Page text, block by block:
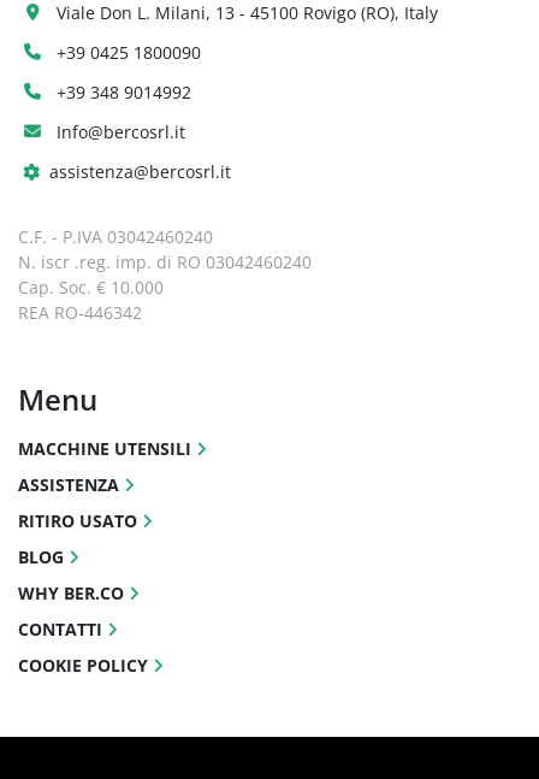
Viale Don L. Milani, 13 - 45100 Rovigo (RO), Italy
+39 0425 1800090
+39 348 9014992
Info@bercosrl.it
assistenza@bercosrl.it
C.F. - P.IVA 03042460240
N. iscr .reg. imp. di RO 03042460240
Cap. Soc. € 10.000
REA RO-446342
Menu
MACCHINE UTENSILI
ASSISTENZA
RITIRO USATO
BLOG
WHY BER.CO
CONTATTI
COOKIE POLICY